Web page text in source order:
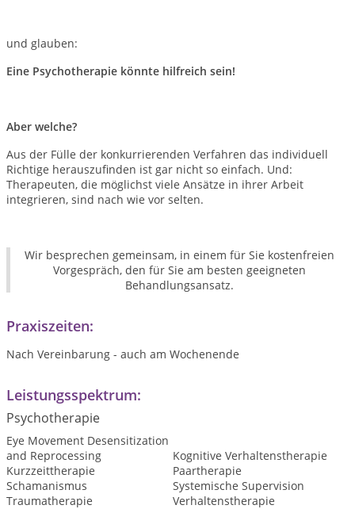
und glauben:
Eine Psychotherapie könnte hilfreich sein!
Aber welche?
Aus der Fülle der konkurrierenden Verfahren das individuell
Richtige herauszufinden ist gar nicht so einfach. Und:
Therapeuten, die möglichst viele Ansätze in ihrer Arbeit
integrieren, sind nach wie vor selten.
Wir besprechen gemeinsam, in einem für Sie kostenfreien
Vorgespräch, den für Sie am besten geeigneten
Behandlungsansatz.
Praxiszeiten:
Nach Vereinbarung - auch am Wochenende
Leistungsspektrum:
Psychotherapie
Eye Movement Desensitization
and Reprocessing
Kognitive Verhaltenstherapie
Kurzzeittherapie
Paartherapie
Schamanismus
Systemische Supervision
Traumatherapie
Verhaltenstherapie